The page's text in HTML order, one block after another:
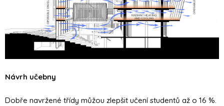
Návrh učebny
Dobře navržené třídy můžou zlepšit učení studentů až o 16 %.